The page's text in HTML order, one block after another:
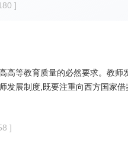
]
高等教育质量的必然要求。教
发展制度,既要注重向西方国家
]